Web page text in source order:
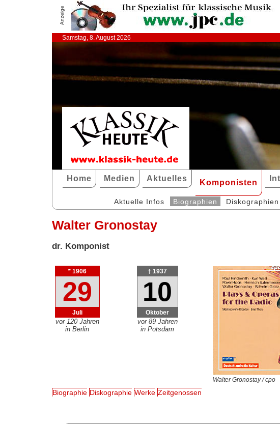
Anzeige
Samstag, 8. August 2026
Home Medien Aktuelles Komponisten
Aktuelle Infos Biographien Diskographien
Walter Gronostay
dr. Komponist
* 1906
29
Juli
vor 120 Jahren
in Berlin
† 1937
10
Oktober
vor 89 Jahren
in Potsdam
Walter Gronostay / cpo
Biographie Diskographie Werke Zeitgenossen